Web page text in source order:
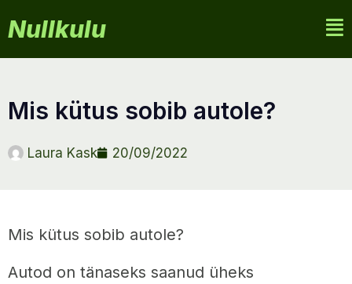
Nullkulu
mis kütus sobib autole?
Laura Kask 20/09/2022
Mis kütus sobib autole?
Autod on tänaseks saanud üheks